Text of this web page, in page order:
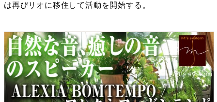
は再びリオに移住して活動を開始する。